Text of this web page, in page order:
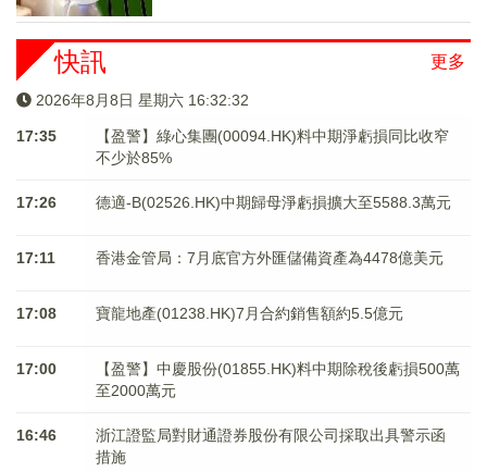
更多
快訊
2026年8月8日 星期六 16:32:32
17:35
【盈警】綠心集團(00094.HK)料中期淨虧損同比收窄
不少於85%
17:26 德適-B(02526.HK)中期歸母淨虧損擴大至5588.3萬元
17:11 香港金管局：7月底官方外匯儲備資產為4478億美元
17:08 寶龍地產(01238.HK)7月合約銷售額約5.5億元
17:00
【盈警】中慶股份(01855.HK)料中期除稅後虧損500萬
至2000萬元
16:46
浙江證監局對財通證券股份有限公司採取出具警示函
措施